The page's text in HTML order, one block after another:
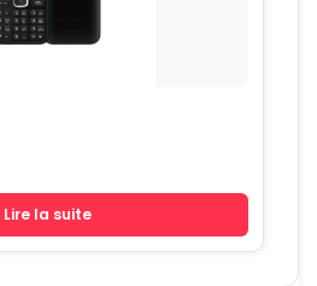
Lire la suite